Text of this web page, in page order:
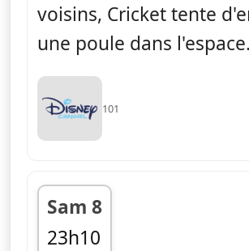
voisins, Cricket tente
une poule dans l'espace.
101
Sam 8
23h10